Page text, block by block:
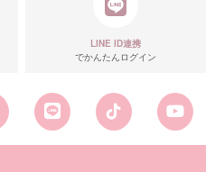
LINE ID連携
でかんたんログイン